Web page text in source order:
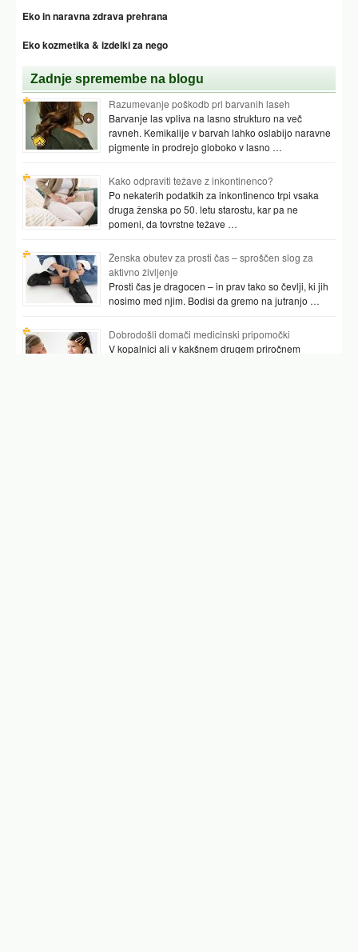
Eko in naravna zdrava prehrana
Eko kozmetika & izdelki za nego
Zadnje spremembe na blogu
Razumevanje poškodb pri barvanih laseh
Barvanje las vpliva na lasno strukturo na več
ravneh. Kemikalije v barvah lahko oslabijo naravne
pigmente in prodrejo globoko v lasno …
Kako odpraviti težave z inkontinenco?
Po nekaterih podatkih za inkontinenco trpi vsaka
druga ženska po 50. letu starostu, kar pa ne
pomeni, da tovrstne težave …
Ženska obutev za prosti čas – sproščen slog za
aktivno življenje
Prosti čas je dragocen – in prav tako so čevlji, ki jih
nosimo med njim. Bodisi da gremo na jutranjo …
Dobrodošli domači medicinski pripomočki
V kopalnici ali v kakšnem drugem priročnem